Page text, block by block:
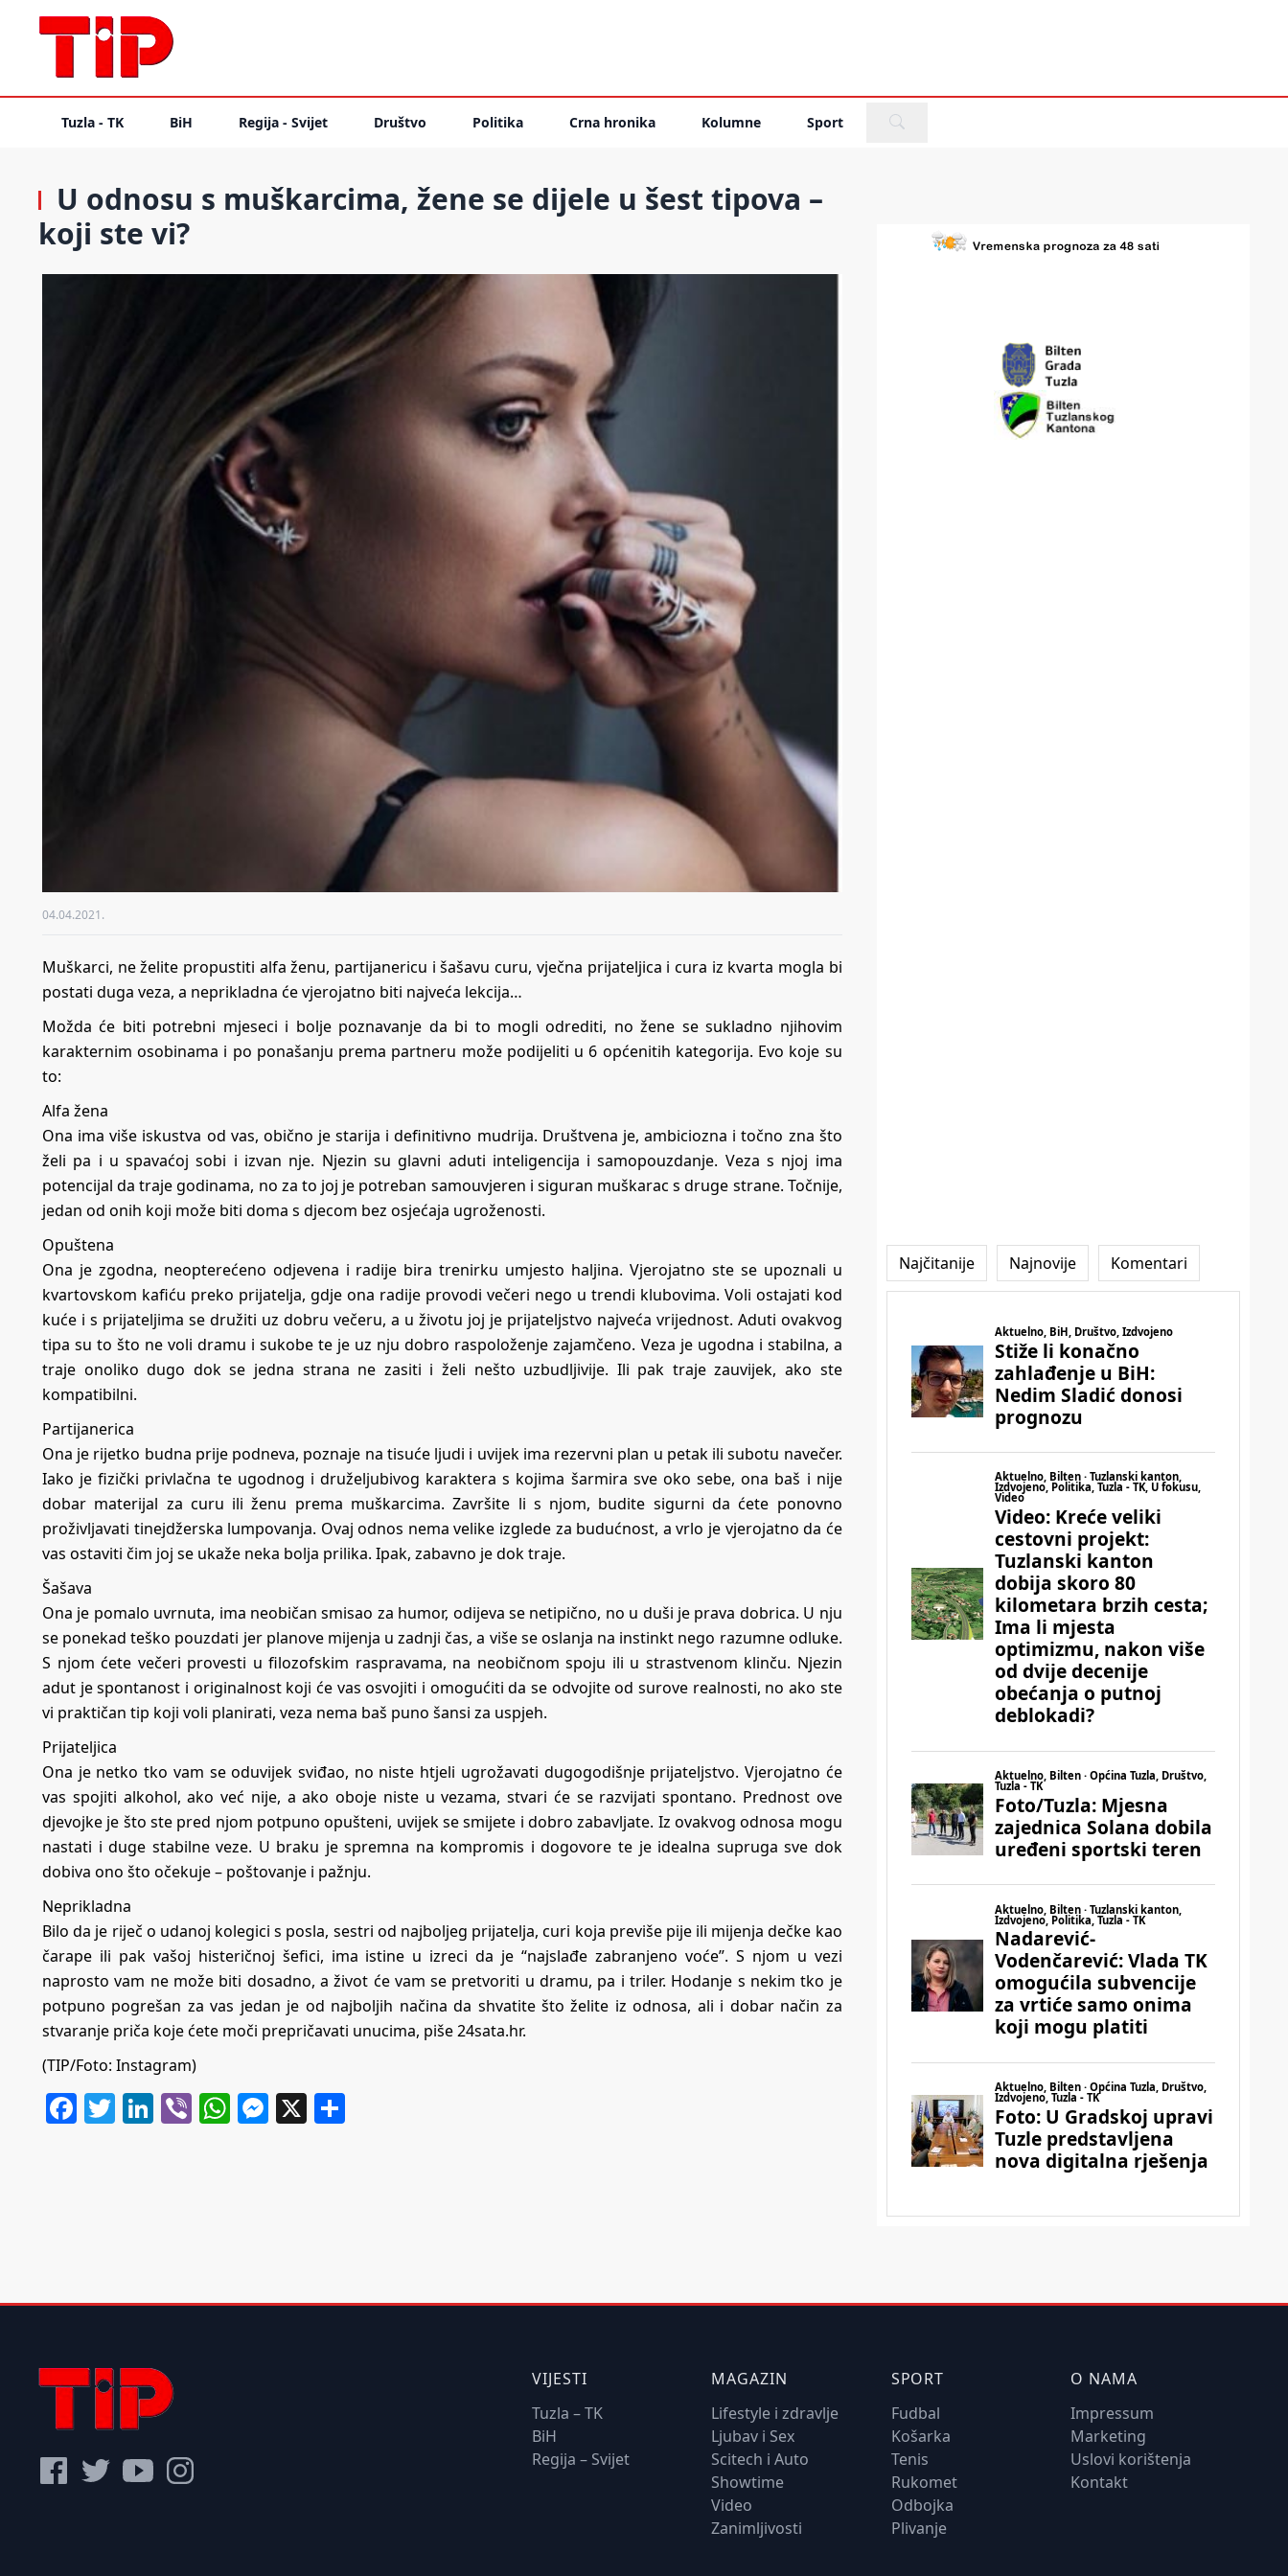
Tuzla - TK BiH Regija - Svijet Društvo Politika Crna hronika Kolumne Sport
U odnosu s muškarcima, žene se dijele u šest tipova –
koji ste vi?
04.04.2021.
Muškarci, ne želite propustiti alfa ženu, partijanericu i šašavu curu, vječna prijateljica i cura iz kvarta mogla bi
postati duga veza, a neprikladna će vjerojatno biti najveća lekcija…
Možda će biti potrebni mjeseci i bolje poznavanje da bi to mogli odrediti, no žene se sukladno njihovim
karakternim osobinama i po ponašanju prema partneru može podijeliti u 6 općenitih kategorija. Evo koje su
to:
Alfa žena
Ona ima više iskustva od vas, obično je starija i definitivno mudrija. Društvena je, ambiciozna i točno zna što
želi pa i u spavaćoj sobi i izvan nje. Njezin su glavni aduti inteligencija i samopouzdanje. Veza s njoj ima
potencijal da traje godinama, no za to joj je potreban samouvjeren i siguran muškarac s druge strane. Točnije,
jedan od onih koji može biti doma s djecom bez osjećaja ugroženosti.
Opuštena
Ona je zgodna, neopterećeno odjevena i radije bira trenirku umjesto haljina. Vjerojatno ste se upoznali u
kvartovskom kafiću preko prijatelja, gdje ona radije provodi večeri nego u trendi klubovima. Voli ostajati kod
kuće i s prijateljima se družiti uz dobru večeru, a u životu joj je prijateljstvo najveća vrijednost. Aduti ovakvog
tipa su to što ne voli dramu i sukobe te je uz nju dobro raspoloženje zajamčeno. Veza je ugodna i stabilna, a
traje onoliko dugo dok se jedna strana ne zasiti i želi nešto uzbudljivije. Ili pak traje zauvijek, ako ste
kompatibilni.
Partijanerica
Ona je rijetko budna prije podneva, poznaje na tisuće ljudi i uvijek ima rezervni plan u petak ili subotu navečer.
Iako je fizički privlačna te ugodnog i druželjubivog karaktera s kojima šarmira sve oko sebe, ona baš i nije
dobar materijal za curu ili ženu prema muškarcima. Završite li s njom, budite sigurni da ćete ponovno
proživljavati tinejdžerska lumpovanja. Ovaj odnos nema velike izglede za budućnost, a vrlo je vjerojatno da će
vas ostaviti čim joj se ukaže neka bolja prilika. Ipak, zabavno je dok traje.
Šašava
Ona je pomalo uvrnuta, ima neobičan smisao za humor, odijeva se netipično, no u duši je prava dobrica. U nju
se ponekad teško pouzdati jer planove mijenja u zadnji čas, a više se oslanja na instinkt nego razumne odluke.
S njom ćete večeri provesti u filozofskim raspravama, na neobičnom spoju ili u strastvenom klinču. Njezin
adut je spontanost i originalnost koji će vas osvojiti i omogućiti da se odvojite od surove realnosti, no ako ste
vi praktičan tip koji voli planirati, veza nema baš puno šansi za uspjeh.
Prijateljica
Ona je netko tko vam se oduvijek sviđao, no niste htjeli ugrožavati dugogodišnje prijateljstvo. Vjerojatno će
vas spojiti alkohol, ako već nije, a ako oboje niste u vezama, stvari će se razvijati spontano. Prednost ove
djevojke je što ste pred njom potpuno opušteni, uvijek se smijete i dobro zabavljate. Iz ovakvog odnosa mogu
nastati i duge stabilne veze. U braku je spremna na kompromis i dogovore te je idealna supruga sve dok
dobiva ono što očekuje – poštovanje i pažnju.
Neprikladna
Bilo da je riječ o udanoj kolegici s posla, sestri od najboljeg prijatelja, curi koja previše pije ili mijenja dečke kao
čarape ili pak vašoj histeričnoj šefici, ima istine u izreci da je “najslađe zabranjeno voće”. S njom u vezi
naprosto vam ne može biti dosadno, a život će vam se pretvoriti u dramu, pa i triler. Hodanje s nekim tko je
potpuno pogrešan za vas jedan je od najboljih načina da shvatite što želite iz odnosa, ali i dobar način za
stvaranje priča koje ćete moči prepričavati unucima, piše24sata.hr.
(TIP/Foto: Instagram)
Facebook
Twitter
LinkedIn
ViberWhatsApp
Messenger
X
Najčitanije Najnovije Komentari
VIJESTI
Tuzla – TK
BiH
Regija – Svijet
MAGAZIN
Lifestyle i zdravlje
Ljubav i Sex
Scitech i Auto
Showtime
Video
Zanimljivosti
SPORT
Fudbal
Košarka
Tenis
Rukomet
Odbojka
Plivanje
O NAMA
Impressum
Marketing
Uslovi korištenja
Kontakt